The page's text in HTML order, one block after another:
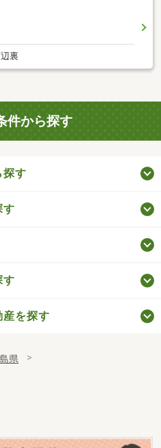
裏
件から探す
探す
す
す
を探す
県